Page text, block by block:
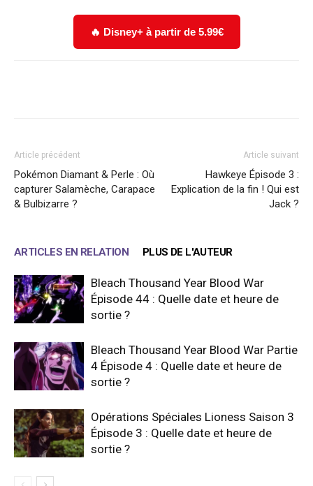
🔥 Disney+ à partir de 5.99€
Article précédent
Pokémon Diamant & Perle : Où
capturer Salamèche, Carapace
& Bulbizarre ?
Article suivant
Hawkeye Épisode 3 :
Explication de la fin ! Qui est
Jack ?
ARTICLES EN RELATION PLUS DE L'AUTEUR
Bleach Thousand Year Blood War
Épisode 44 : Quelle date et heure de
sortie ?
Bleach Thousand Year Blood War Partie
4 Épisode 4 : Quelle date et heure de
sortie ?
Opérations Spéciales Lioness Saison 3
Épisode 3 : Quelle date et heure de
sortie ?